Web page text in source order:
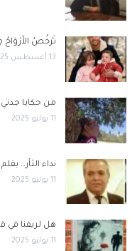
تَرْخُصُ
13 أغسطس 2025
من حكايا
11 يوليو 2025
نداء الثأر…
11 يوليو 2025
هل لريفنا في
11 يوليو 2025